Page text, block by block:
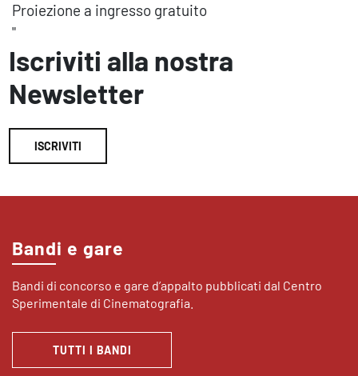
Proiezione a ingresso gratuito
"
Iscriviti alla nostra
Newsletter
ISCRIVITI
Bandi e gare
Bandi di concorso e gare d’appalto pubblicati dal Centro
Sperimentale di Cinematografia.
TUTTI I BANDI